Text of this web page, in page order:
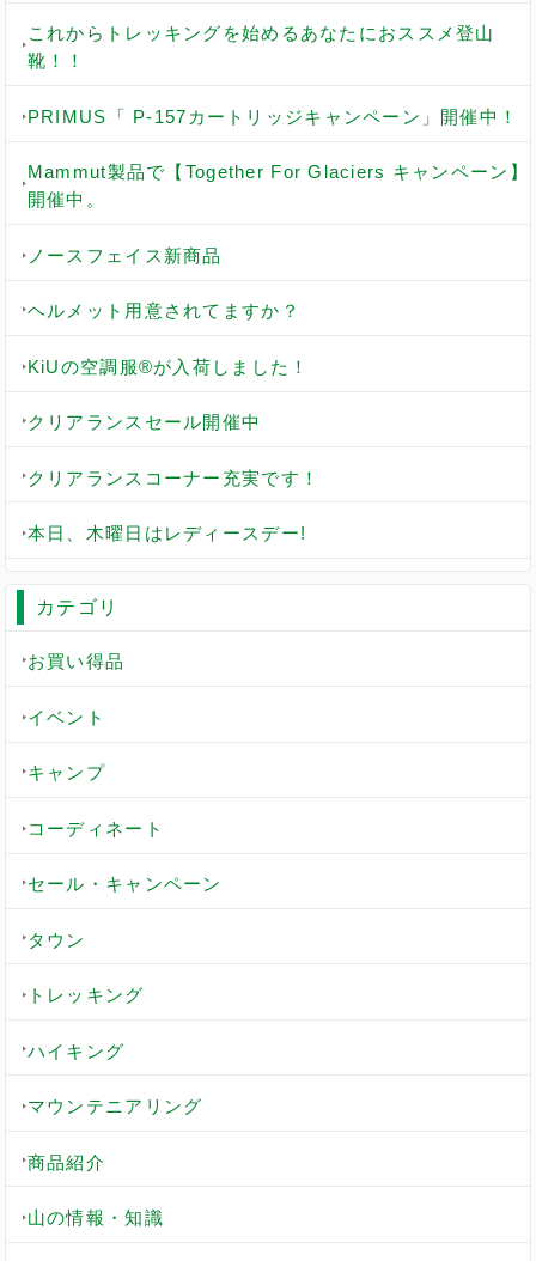
これからトレッキングを始めるあなたにおススメ登山
靴！！
PRIMUS「 P-157カートリッジキャンペーン」開催中！
Mammut製品で【Together For Glaciers キャンペーン】
開催中。
ノースフェイス新商品
ヘルメット用意されてますか？
KiUの空調服®︎が入荷しました！
クリアランスセール開催中
クリアランスコーナー充実です！
本日、木曜日はレディースデー!
カテゴリ
お買い得品
イベント
キャンプ
コーディネート
セール・キャンペーン
タウン
トレッキング
ハイキング
マウンテニアリング
商品紹介
山の情報・知識